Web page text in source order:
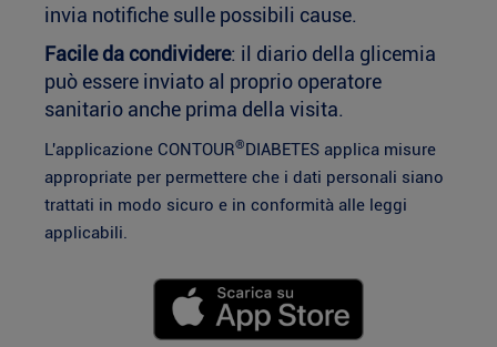
invia notifiche sulle possibili cause.
Facile da condividere: il diario della glicemia
può essere inviato al proprio operatore
sanitario anche prima della visita.
L'applicazione CONTOUR®DIABETES applica misure
appropriate per permettere che i dati personali siano
trattati in modo sicuro e in conformità alle leggi
applicabili.